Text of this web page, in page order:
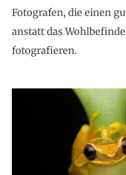
Fotografen, die einen
anstatt das
fotografieren.